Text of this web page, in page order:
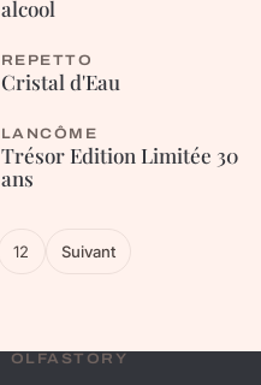
alcool
FLEURIE
REPETTO
Cristal d'Eau
LANCÔME
Trésor Edition Limitée 30
ans
12 Suivant
OLFASTORY